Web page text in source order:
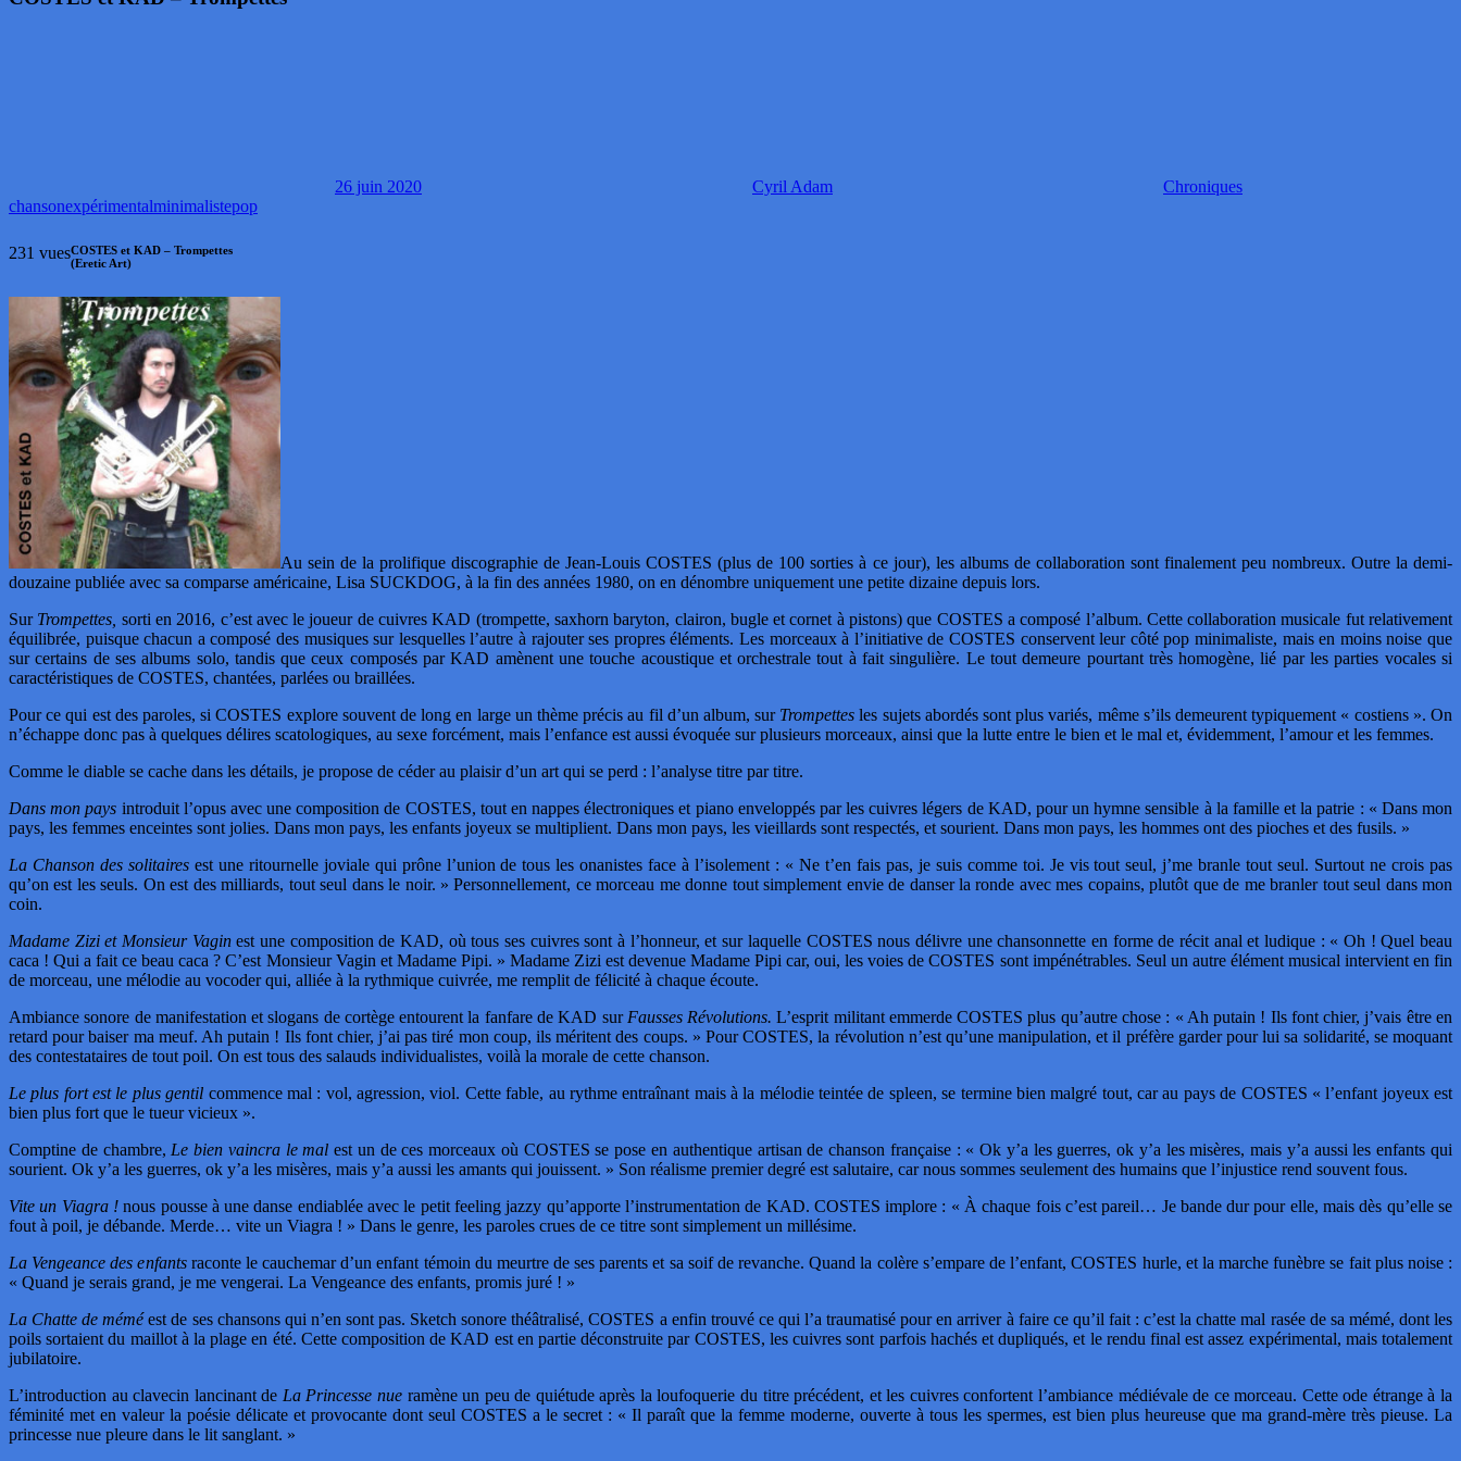
26 juin 2020 Cyril Adam
Chroniques
chansonexpérimentalminimalistepop
231 vuesCOSTES et KAD – Trompettes
(Eretic Art)
Au sein de la prolifique discographie de Jean-Louis COSTES (plus de 100 sorties à ce jour), les albums de collaboration sont finalement peu nombreux. Outre la demi-
douzaine publiée avec sa comparse américaine, Lisa SUCKDOG, à la fin des années 1980, on en dénombre uniquement une petite dizaine depuis lors.
Sur Trompettes, sorti en 2016, c’est avec le joueur de cuivres KAD (trompette, saxhorn baryton, clairon, bugle et cornet à pistons) que COSTES a composé l’album. Cette collaboration musicale fut relativement
équilibrée, puisque chacun a composé des musiques sur lesquelles l’autre à rajouter ses propres éléments. Les morceaux à l’initiative de COSTES conservent leur côté pop minimaliste, mais en moins noise que
sur certains de ses albums solo, tandis que ceux composés par KAD amènent une touche acoustique et orchestrale tout à fait singulière. Le tout demeure pourtant très homogène, lié par les parties vocales si
caractéristiques de COSTES, chantées, parlées ou braillées.
Pour ce qui est des paroles, si COSTES explore souvent de long en large un thème précis au fil d’un album, sur Trompettes les sujets abordés sont plus variés, même s’ils demeurent typiquement « costiens ». On
n’échappe donc pas à quelques délires scatologiques, au sexe forcément, mais l’enfance est aussi évoquée sur plusieurs morceaux, ainsi que la lutte entre le bien et le mal et, évidemment, l’amour et les femmes.
Comme le diable se cache dans les détails, je propose de céder au plaisir d’un art qui se perd : l’analyse titre par titre.
Dans mon pays introduit l’opus avec une composition de COSTES, tout en nappes électroniques et piano enveloppés par les cuivres légers de KAD, pour un hymne sensible à la famille et la patrie : « Dans mon
pays, les femmes enceintes sont jolies. Dans mon pays, les enfants joyeux se multiplient. Dans mon pays, les vieillards sont respectés, et sourient. Dans mon pays, les hommes ont des pioches et des fusils. »
La Chanson des solitairesest une ritournelle joviale qui prône l’union de tous les onanistes face à l’isolement : « Ne t’en fais pas, je suis comme toi. Je vis tout seul, j’me branle tout seul. Surtout ne crois pas
qu’on est les seuls. On est des milliards, tout seul dans le noir. » Personnellement, ce morceau me donne tout simplement envie de danser la ronde avec mes copains, plutôt que de me branler tout seul dans mon
coin.
Madame Zizi et Monsieur Vaginest une composition de KAD, où tous ses cuivres sont à l’honneur, et sur laquelle COSTES nous délivre une chansonnette en forme de récit anal et ludique : « Oh ! Quel beau
caca ! Qui a fait ce beau caca ? C’est Monsieur Vagin et Madame Pipi. » Madame Zizi est devenue Madame Pipi car, oui, les voies de COSTES sont impénétrables. Seul un autre élément musical intervient en fin
de morceau, une mélodie au vocoder qui, alliée à la rythmique cuivrée, me remplit de félicité à chaque écoute.
Ambiance sonore de manifestation et slogans de cortège entourent la fanfare de KAD sur Fausses Révolutions. L’esprit militant emmerde COSTES plus qu’autre chose : « Ah putain ! Ils font chier, j’vais être en
retard pour baiser ma meuf. Ah putain ! Ils font chier, j’ai pas tiré mon coup, ils méritent des coups. » Pour COSTES, la révolution n’est qu’une manipulation, et il préfère garder pour lui sa solidarité, se moquant
des contestataires de tout poil. On est tous des salauds individualistes, voilà la morale de cette chanson.
Le plus fort est le plus gentil commence mal : vol, agression, viol. Cette fable, au rythme entraînant mais à la mélodie teintée de spleen, se termine bien malgré tout, car au pays de COSTES « l’enfant joyeux est
bien plus fort que le tueur vicieux ».
Comptine de chambre, Le bien vaincra le mal est un de ces morceaux où COSTES se pose en authentique artisan de chanson française : « Ok y’a les guerres, ok y’a les misères, mais y’a aussi les enfants qui
sourient. Ok y’a les guerres, ok y’a les misères, mais y’a aussi les amants qui jouissent. » Son réalisme premier degré est salutaire, car nous sommes seulement des humains que l’injustice rend souvent fous.
Vite un Viagra !nous pousse à une danse endiablée avec le petit feeling jazzy qu’apporte l’instrumentation de KAD. COSTES implore : « À chaque fois c’est pareil… Je bande dur pour elle, mais dès qu’elle se
fout à poil, je débande. Merde… vite un Viagra ! » Dans le genre, les paroles crues de ce titre sont simplement un millésime.
La Vengeance des enfantsraconte le cauchemar d’un enfant témoin du meurtre de ses parents et sa soif de revanche. Quand la colère s’empare de l’enfant, COSTES hurle, et la marche funèbre se fait plus noise :
« Quand je serais grand, je me vengerai. La Vengeance des enfants, promis juré ! »
La Chatte de méméest de ses chansons qui n’en sont pas. Sketch sonore théâtralisé, COSTES a enfin trouvé ce qui l’a traumatisé pour en arriver à faire ce qu’il fait : c’est la chatte mal rasée de sa mémé, dont les
poils sortaient du maillot à la plage en été. Cette composition de KAD est en partie déconstruite par COSTES, les cuivres sont parfois hachés et dupliqués, et le rendu final est assez expérimental, mais totalement
jubilatoire.
L’introduction au clavecin lancinant de La Princesse nueramène un peu de quiétude après la loufoquerie du titre précédent, et les cuivres confortent l’ambiance médiévale de ce morceau. Cette ode étrange à la
féminité met en valeur la poésie délicate et provocante dont seul COSTES a le secret : « Il paraît que la femme moderne, ouverte à tous les spermes, est bien plus heureuse que ma grand-mère très pieuse. La
princesse nue pleure dans le lit sanglant. »